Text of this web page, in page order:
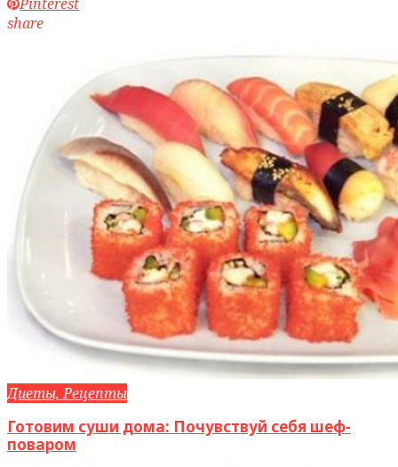
share
Диеты, Рецепты
Готовим суши дома: Почувствуй себя шеф-
поваром